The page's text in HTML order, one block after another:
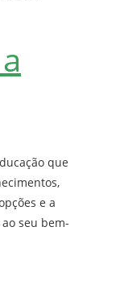
que
e a
seu bem-